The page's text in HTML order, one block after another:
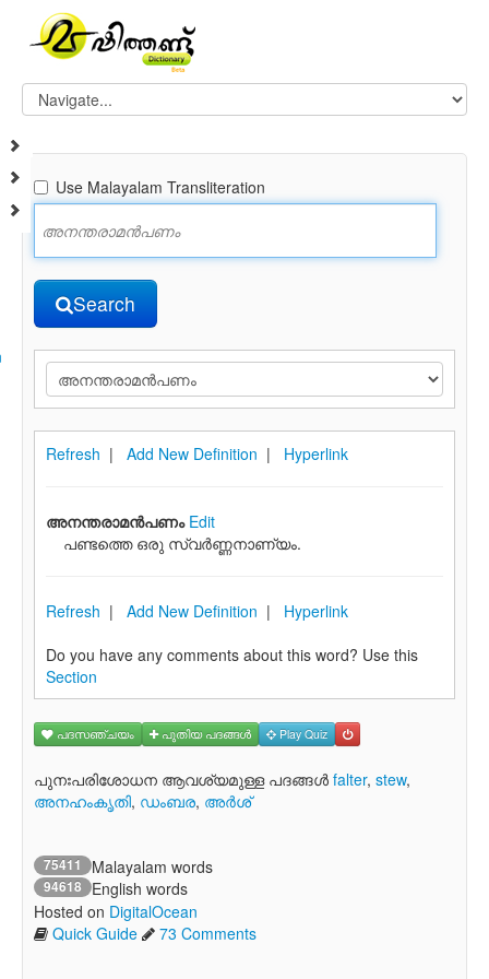
Use Malayalam Transliteration
Search
Refresh | Add New Definition | Hyperlink
അനന്തരാമന്‍പണം Edit
പണ്ടത്തെ ഒരു സ്വര്‍ണ്ണനാണ്യം.
Refresh | Add New Definition | Hyperlink
Do you have any comments about this word? Use this
Section
പദസഞ്ചയം പുതിയ പദങ്ങള്‍ Play Quiz
പുനഃപരിശോധന ആവശ്യമുള്ള പദങ്ങള്‍ falter, stew,
അനഹംകൃതി, ഡംബര, അര്‍ശ്
75411 Malayalam words
94618
English words
Hosted on DigitalOcean
Quick Guide
73 Comments